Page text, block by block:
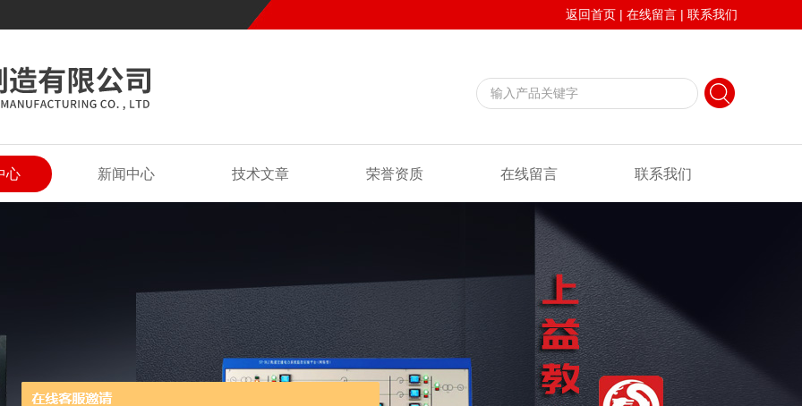
返回首页 | 在线留言 | 联系我们
心 新闻中心 技术文章 荣誉资质 在线留言 联系我们